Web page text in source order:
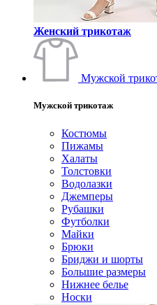
Женский трикотаж
Мужской
Мужской трикотаж
Костюмы
Пижамы
Халаты
Толстовки
Водолазки
Джемперы
Рубашки
Футболки
Майки
Брюки
Бриджи и шорты
Большие размеры
Нижнее белье
Носки